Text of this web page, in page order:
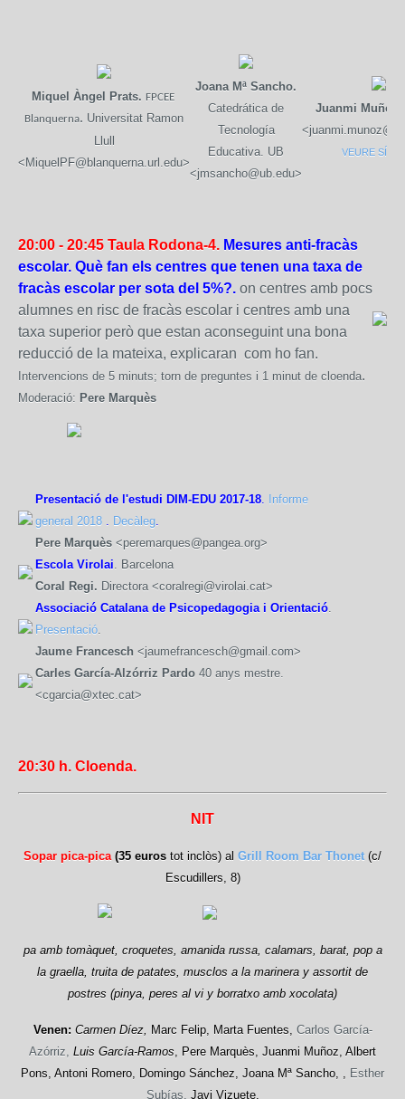
Miquel Àngel Prats. FPCEE
Blanquerna. Universitat Ramon
Llull
<MiquelPF@blanquerna.url.edu>
Joana Mª Sancho.
Catedrática de
Tecnología
Educativa. UB
<jmsancho@ub.edu>
Juanmi Muñoz
VEURE
20:00 - 20:45 Taula Rodona-4. Mesures anti-fracàs
escolar. Què fan els centres que tenen una taxa de
fracàs escolar per sota del 5%?. on centres amb pocs
alumnes en risc de fracàs escolar i centres amb una
taxa superior però que estan aconseguint una bona
reducció de la mateixa, explicaran com ho fan.
Intervencions de 5 minuts; torn de preguntes i 1 minut de cloenda.
Moderació: Pere Marquès
Presentació de l'estudi DIM-EDU 2017-18.
Informe
general 2018 . Decàleg.
Pere Marquès <peremarques@pangea.org>
Escola Virolai. Barcelona
Coral Regi. Directora <coralregi@virolai.cat>
Associació Catalana de Psicopedagogia i Orientació.
Presentació.
Jaume Francesch <jaumefrancesch@gmail.com>
Carles García-Alzórriz Pardo 40 anys mestre.
<cgarcia@xtec.cat>
20:30 h. Cloenda.
NIT
Sopar pica-pica (35 euros tot inclòs) al Grill Room Bar Thonet (c/
Escudillers, 8)
pa amb tomàquet, croquetes, amanida russa, calamars, barat, pop a
la graella, truita de patates, musclos a la marinera y assortit de
postres (pinya, peres al vi y borratxo amb xocolata)
Venen: Carmen Díez, Marc Felip, Marta Fuentes, Carlos García-
Azórriz, Luis García-Ramos, Pere Marquès, Juanmi Muñoz, Albert
Pons, Antoni Romero, Domingo Sánchez, Joana Mª Sancho, , Esther
Subías, Javi Vizuete.